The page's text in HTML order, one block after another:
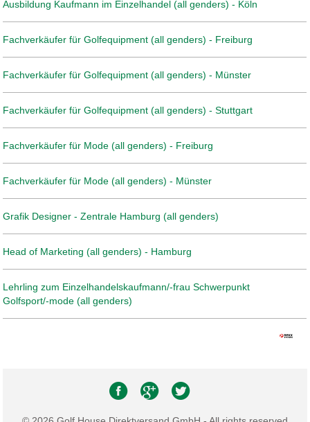
Ausbildung Kaufmann im Einzelhandel (all genders) - Köln
Fachverkäufer für Golfequipment (all genders) - Freiburg
Fachverkäufer für Golfequipment (all genders) - Münster
Fachverkäufer für Golfequipment (all genders) - Stuttgart
Fachverkäufer für Mode (all genders) - Freiburg
Fachverkäufer für Mode (all genders) - Münster
Grafik Designer - Zentrale Hamburg (all genders)
Head of Marketing (all genders) - Hamburg
Lehrling zum Einzelhandelskaufmann/-frau Schwerpunkt
Golfsport/-mode (all genders)